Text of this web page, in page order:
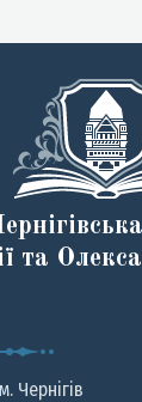
та
м. Чернiгiв